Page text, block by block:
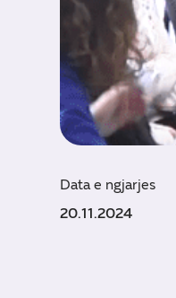
Data e ngjarjes
20.11.2024